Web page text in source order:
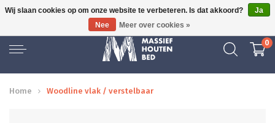
GRATIS BEZORGD
0
Home Woodline vlak / verstelbaar
Wij slaan cookies op om onze website te verbeteren. Is dat akkoord?
Ja
Nee
Meer over cookies »